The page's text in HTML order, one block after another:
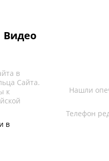
Видео
Нашли
Телефон
в
Сайта.
к
в